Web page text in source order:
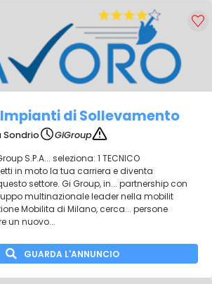
di Sollevamento
Sondrio
GiGroup
S.P.A... seleziona: 1 TECNICO
in moto la tua carriera e diventa
settore. Gi Group, in... partnership con
multinazionale leader nella mobilit
Mobilita di Milano, cerca... persone
un nuovo...
GUARDA L'ANNUNCIO